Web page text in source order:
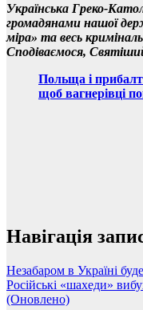
Українська Греко-
громадянами нашої
міра» та весь
Сподіваємося,
Польща і
щоб вагнерівці
Навігація
Незабаром в Україні
Російські «шахеди»
(Оновлено)